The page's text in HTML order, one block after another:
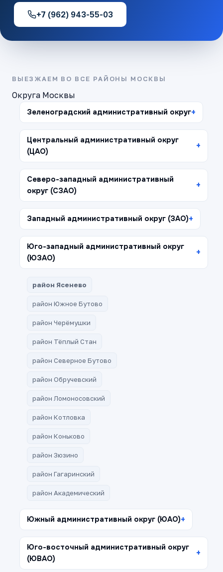
+7 (962) 943-55-03
ВЫЕЗЖАЕМ ВО ВСЕ РАЙОНЫ МОСКВЫ
Округа Москвы
Зеленоградский административный округ
Центральный административный округ
(ЦАО)
Северо-западный административный
округ (СЗАО)
Западный административный округ (ЗАО)
Юго-западный административный округ
(ЮЗАО)
район Ясенево
район Южное Бутово
район Черёмушки
район Тёплый Стан
район Северное Бутово
район Обручевский
район Ломоносовский
район Котловка
район Коньково
район Зюзино
район Гагаринский
район Академический
Южный административный округ (ЮАО)
Юго-восточный административный округ
(ЮВАО)